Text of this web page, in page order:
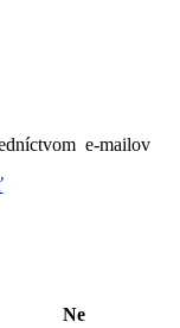
e-mailov
Ne